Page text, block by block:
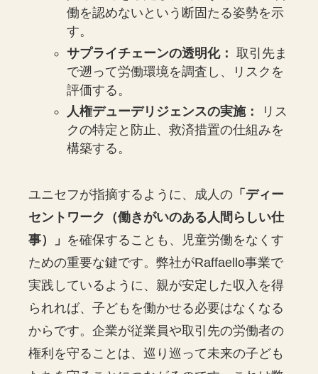
働を認めないという断固たる姿勢を示
す。
サプライチェーンの透明化： 取引先ま
で遡って労働環境を調査し、リスクを
評価する。
人権デューデリジェンスの実施：
リス
クの特定と防止、救済措置の仕組みを
構築する。
ユニセフが指摘するように、成人の 「ディー
セントワーク（働きがいのある人間らしい仕
事）」 を確保することも、児童労働をなくす
ための重要な鍵です。弊社がRaffaello事業で
実践しているように、親が安定した収入を得
られれば、子どもを働かせる必要はなくなる
からです。企業が従業員や取引先の労働者の
権利を守ることは、巡り巡って未来の子ども